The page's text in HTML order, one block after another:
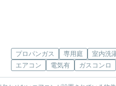
プロパンガス 専用庭
室内洗
エアコン
電気有 ガスコンロ